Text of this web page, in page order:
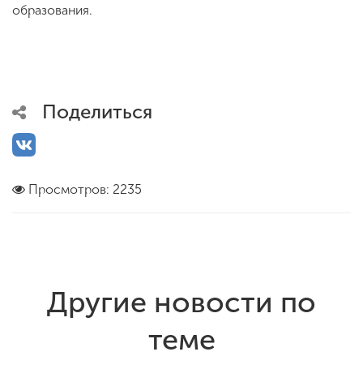
образования.
Поделиться
Просмотров: 2235
Другие новости по
теме